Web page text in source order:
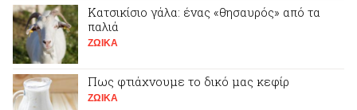
Κατσικίσιο γάλα: ένας «θησαυρός» από τα
παλιά
ΖΩΙΚA
Πως φτιάχνουμε το δικό μας κεφίρ
ΖΩΙΚA